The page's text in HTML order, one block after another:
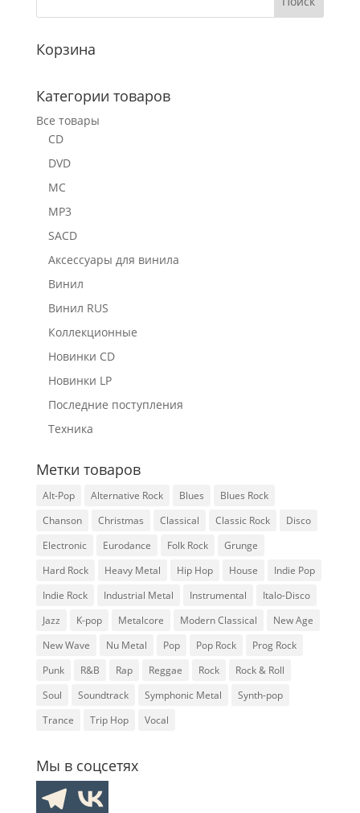
Корзина
Категории товаров
Все товары
CD
DVD
MC
MP3
SACD
Аксессуары для винила
Винил
Винил RUS
Коллекционные
Новинки CD
Новинки LP
Последние поступления
Техника
Метки товаров
Alt-Pop Alternative Rock Blues
Blues Rock
Chanson
Christmas Classical Classic Rock
Disco
Electronic
Eurodance Folk Rock
Grunge
Hard Rock
Heavy Metal Hip Hop House
Indie Pop
Indie Rock
Industrial Metal Instrumental
Italo-Disco
Jazz
K-pop Metalcore Modern Classical
New Age
New Wave
Nu Metal Pop Pop Rock
Prog Rock
Punk
R&B Rap Reggae Rock
Rock & Roll
Soul
Soundtrack Symphonic Metal
Synth-pop
Trance
Trip Hop Vocal
Мы в соцсетях